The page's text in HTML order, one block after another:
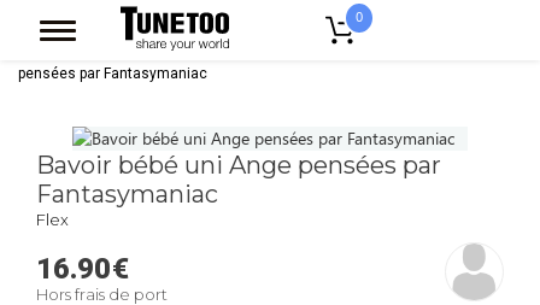
0
Vêtement Enfant Bebe
Bavoir bébé uni Ange
pensées par Fantasymaniac
Bavoir bébé uni Ange pensées par
Fantasymaniac
Flex
16.90€
Hors frais de port